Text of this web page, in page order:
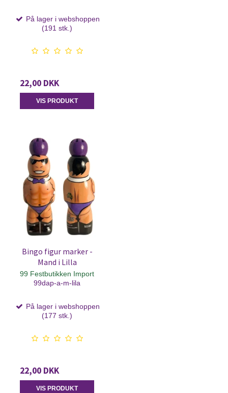
På lager i webshoppen
(191 stk.)
22,00 DKK
VIS PRODUKT
Bingo figur marker -
Mand i Lilla
99 Festbutikken Import
99dap-a-m-lila
På lager i webshoppen
(177 stk.)
22,00 DKK
VIS PRODUKT